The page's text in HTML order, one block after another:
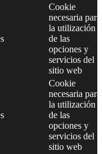
Cookie
necesaria para
la utilización
de las
opciones y
servicios del
sitio web
Cookie
necesaria para
la utilización
de las
opciones y
servicios del
sitio web